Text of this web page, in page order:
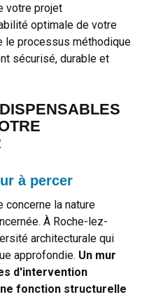
votre projet
optimale de votre
le processus méthodique
sécurisé, durable et
à percer
la nature
À Roche-lez-
architecturale qui
approfondie. Un mur
d'intervention
fonction structurelle